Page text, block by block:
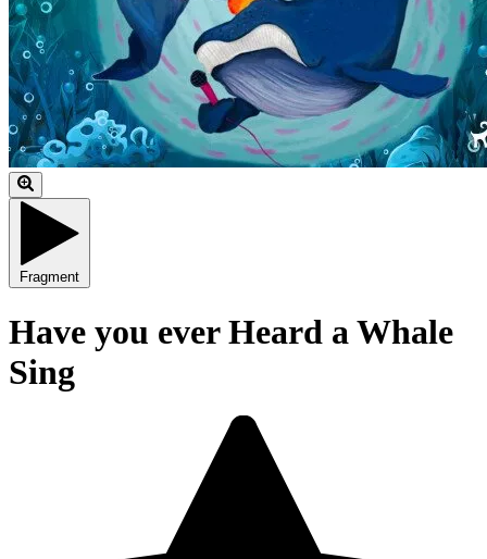
Fragment
Have you ever Heard a Whale
Sing